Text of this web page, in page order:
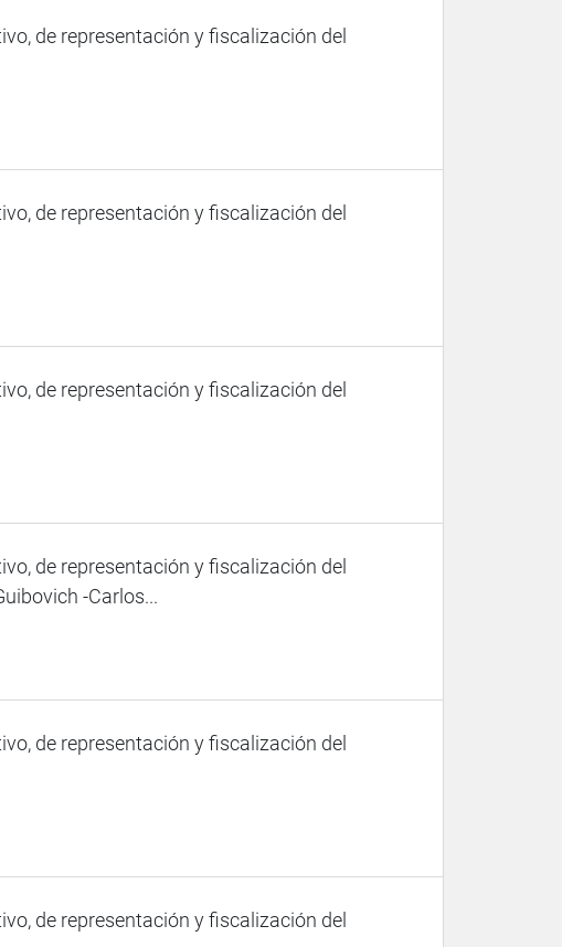
de representación y fiscalización del
de representación y fiscalización del
de representación y fiscalización del
de representación y fiscalización del
-Carlos...
de representación y fiscalización del
de representación y fiscalización del